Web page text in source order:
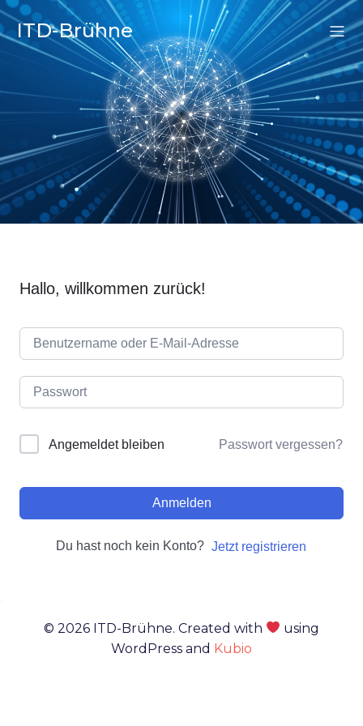
ITD-Brühne
Hallo, willkommen zurück!
Angemeldet bleiben Passwort vergessen?
Anmelden
Du hast noch kein Konto? Jetzt registrieren
© 2026 ITD-Brühne. Created with
using
WordPress and Kubio